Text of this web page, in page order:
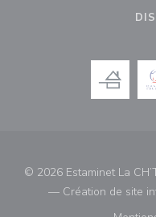
© 2026 Estaminet La
— Création de site